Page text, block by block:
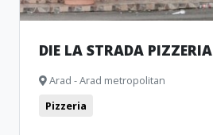
DIE LA STRADA PIZZERIA
Arad - Arad metropolitan
Pizzeria